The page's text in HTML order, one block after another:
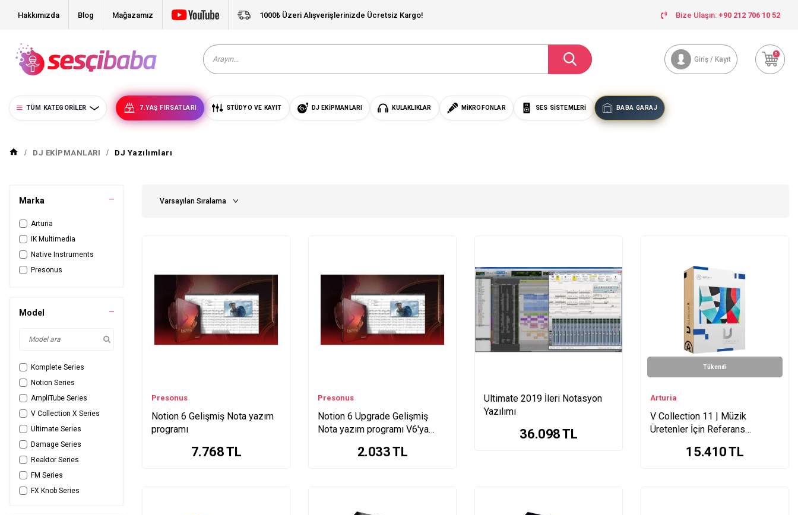
Hakkımızda Blog Mağazamız 1000₺ Üzeri Alışverişlerinizde Ücretsiz Kargo! Bize Ulaşın: +90 212 706 10 52
Giriş / Kayıt
0
TÜM KATEGORILER 7.YAŞ FIRSATLARI STÜDYO VE KAYIT DJ EKIPMANLARI KULAKLIKLAR MIKROFONLAR SES SISTEMLERI BABA GARAJ
DJ EKİPMANLARI DJ Yazılımları
Marka
Arturia
IK Multimedia
Native Instruments
Presonus
Model
Komplete Series
Notion Series
AmpliTube Series
V Collection X Series
Ultimate Series
Damage Series
Reaktor Series
FM Series
FX Knob Series
Presonus
Notion 6 Gelişmiş Nota yazım
programı
7.768TL
Presonus
Notion 6 Upgrade Gelişmiş
Nota yazım programı V6'ya
2.033TL
Ultimate 2019 İleri Notasyon
Yazılımı
36.098TL
Tükendi
Arturia
V Collection 11 | Müzik
Üretenler İçin Referans
15.410TL